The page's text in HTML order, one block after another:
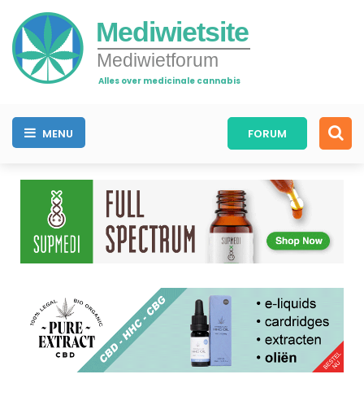
Mediwietsite
Mediwietforum
Alles over medicinale cannabis
MENU FORUM